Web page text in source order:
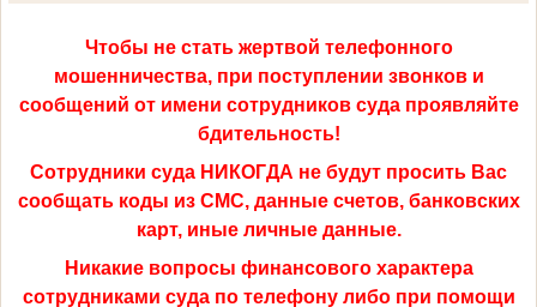
Чтобы не стать жертвой телефонного
мошенничества, при поступлении звонков и
сообщений от имени сотрудников суда проявляйте
бдительность!
Сотрудники суда НИКОГДА не будут просить Вас
сообщать коды из СМС, данные счетов, банковских
карт, иные личные данные.
Никакие вопросы финансового характера
сотрудниками суда по телефону либо при помощи